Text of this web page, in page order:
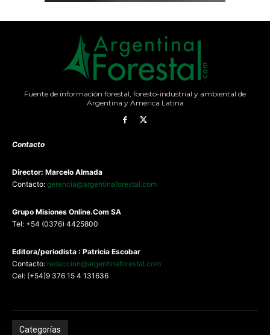
Fuente de información forestal, foresto-industrial y ambiental de
Argentina y América Latina
Contacto
Director: Marcelo Almada
Contacto: gerencia@argentinaforestal.com
Grupo Misiones Online.Com SA
Tel: +54 (0376) 4425800
Editora/periodista : Patricia Escobar
Contacto: redaccion@argentinaforestal.com
Cel: (+54)9 376 15 4 131636
Categorías